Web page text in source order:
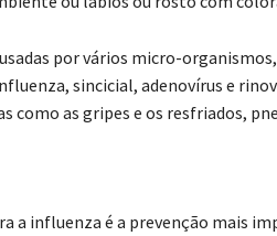
por vários micro-
sincicial, adenovírus e
como as gripes e os resfriados,
a influenza é a prevenção mais